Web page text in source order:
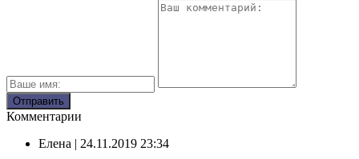
Комментарии
Елена | 24.11.2019 23:34